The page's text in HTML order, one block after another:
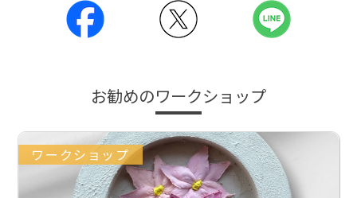
お勧めのワークショップ
ワークショップ